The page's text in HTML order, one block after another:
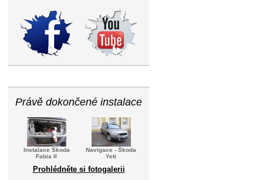
Právě dokončené instalace
Instalace Škoda
Fabia II
Navigace - Škoda
Yeti
Prohlédněte si fotogalerii